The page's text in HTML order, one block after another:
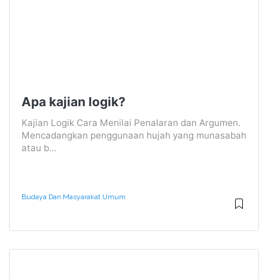
Apa kajian logik?
Kajian Logik Cara Menilai Penalaran dan Argumen.
Mencadangkan penggunaan hujah yang munasabah
atau b...
Budaya Dan Masyarakat Umum